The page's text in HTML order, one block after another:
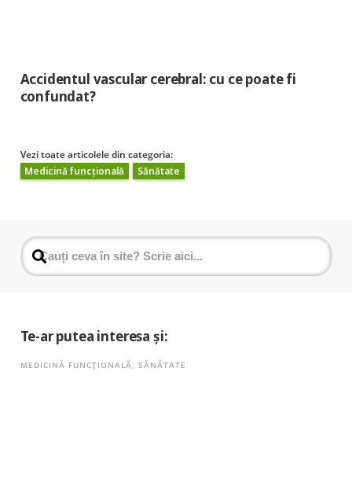
Accidentul vascular cerebral: cu ce poate fi
confundat?
Vezi toate articolele din categoria:
Medicină funcțională
Sănătate
Te-ar putea interesa și:
MEDICINĂ FUNCȚIONALĂ SĂNĂTATE